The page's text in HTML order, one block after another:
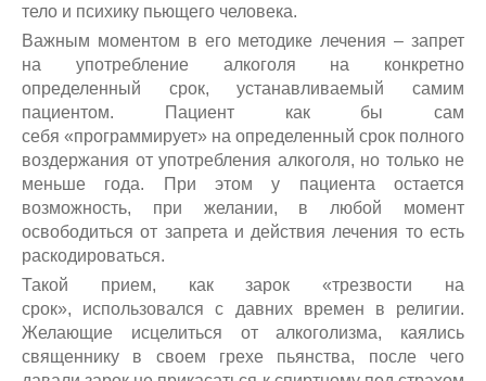
тело и психику пьющего человека.
Важным моментом в его методике лечения – запрет
на употребление алкоголя на конкретно
определенный срок, устанавливаемый самим
пациентом. Пациент как бы сам
себя «программирует» на определенный срок полного
воздержания от употребления алкоголя, но только не
меньше года. При этом у пациента остается
возможность, при желании, в любой момент
освободиться от запрета и действия лечения то есть
раскодироваться.
Такой прием, как зарок «трезвости на
срок», использовался с давних времен в религии.
Желающие исцелиться от алкоголизма, каялись
священнику в своем грехе пьянства, после чего